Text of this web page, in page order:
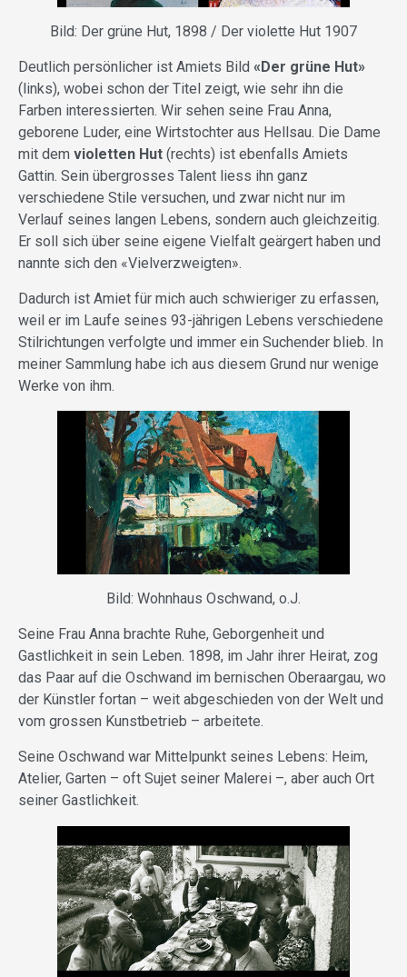
Bild: Der grüne Hut, 1898 / Der violette Hut 1907
Deutlich persönlicher ist Amiets Bild «Der grüne Hut»
(links), wobei schon der Titel zeigt, wie sehr ihn die
Farben interessierten. Wir sehen seine Frau Anna,
geborene Luder, eine Wirtstochter aus Hellsau. Die Dame
mit dem violetten Hut (rechts) ist ebenfalls Amiets
Gattin. Sein übergrosses Talent liess ihn ganz
verschiedene Stile versuchen, und zwar nicht nur im
Verlauf seines langen Lebens, sondern auch gleichzeitig.
Er soll sich über seine eigene Vielfalt geärgert haben und
nannte sich den «Vielverzweigten».
Dadurch ist Amiet für mich auch schwieriger zu erfassen,
weil er im Laufe seines 93-jährigen Lebens verschiedene
Stilrichtungen verfolgte und immer ein Suchender blieb. In
meiner Sammlung habe ich aus diesem Grund nur wenige
Werke von ihm.
Bild: Wohnhaus Oschwand, o.J.
Seine Frau Anna brachte Ruhe, Geborgenheit und
Gastlichkeit in sein Leben. 1898, im Jahr ihrer Heirat, zog
das Paar auf die Oschwand im bernischen Oberaargau, wo
der Künstler fortan – weit abgeschieden von der Welt und
vom grossen Kunstbetrieb – arbeitete.
Seine Oschwand war Mittelpunkt seines Lebens: Heim,
Atelier, Garten – oft Sujet seiner Malerei –, aber auch Ort
seiner Gastlichkeit.